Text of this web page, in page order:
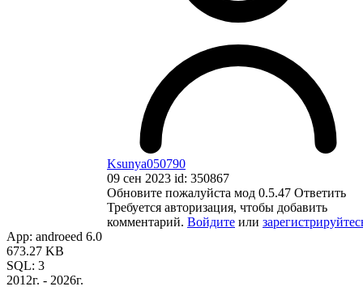
Ksunya050790
09 сен 2023 id: 350867
Обновите пожалуйста мод 0.5.47 Ответить
Требуется авторизация, чтобы добавить
комментарий. Войдите или
App: androeed 6.0
673.27 KB
SQL: 3
2012г. - 2026г.